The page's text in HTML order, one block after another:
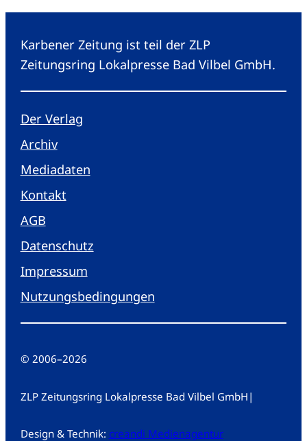
Karbener Zeitung ist teil der ZLP
Zeitungsring Lokalpresse Bad Vilbel GmbH.
Der Verlag
Archiv
Mediadaten
Kontakt
AGB
Datenschutz
Impressum
Nutzungsbedingungen
© 2006–2026
ZLP Zeitungsring Lokalpresse Bad Vilbel GmbH |
Design & Technik: creandi Medienagentur